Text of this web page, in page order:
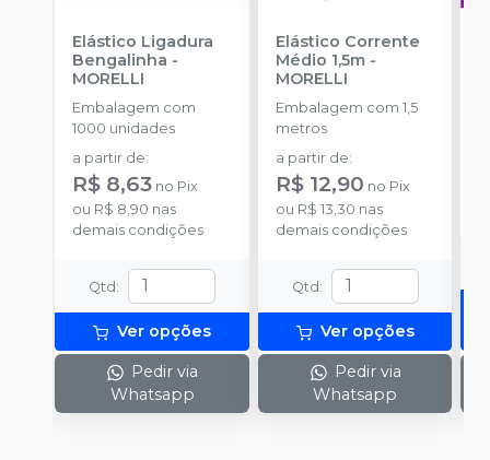
Elástico Ligadura
Bengalinha -
MORELLI
Embalagem com
1000 unidades
a partir de:
R$ 8,63 no Pix
ou R$ 8,90 nas
demais condições
Qtd :
Ver opções
Pedir via
Whatsapp
Elástico Corrente
Médio 1,5m-
MORELLI
Embalagem com 1,5
metros
a partir de:
R$ 12,90 no Pix
ou R$ 13,30 nas
demais condições
Qtd :
Ver opções
Pedir via
Whatsapp